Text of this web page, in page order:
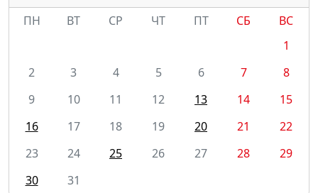
ПН
ВТ СР ЧТ ПТ СБ
ВС
1
2
3 4 5 6 7
8
9
10 11 12 13 14
15
16
17 18 19 20 21
22
23
24 25 26 27 28
29
30
31